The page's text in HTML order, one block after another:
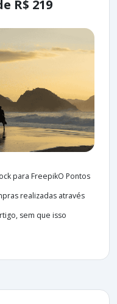
R$ 219
para FreepikO Pontos
realizadas através
sem que isso